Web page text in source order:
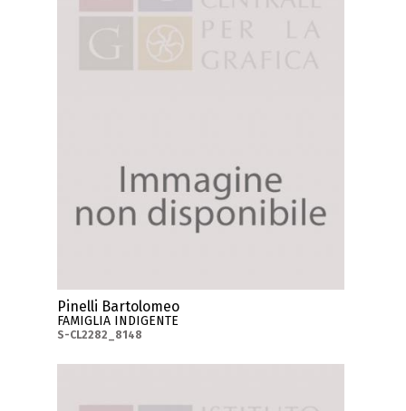
Pinelli Bartolomeo
FAMIGLIA INDIGENTE
S-CL2282_8148